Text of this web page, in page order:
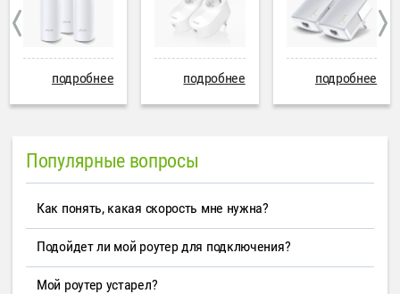
подробнее подробнее подробнее
Популярные вопросы
Как понять, какая скорость мне нужна?
Подойдет ли мой роутер для подключения?
Мой роутер устарел?